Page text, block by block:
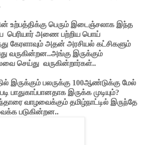
உற்பத்திக்கு பெரும் இடைஞ்சலாக இந்த
பெரியார் அணை பற்றிய பொய்
கேரளாவும் அதன் அரசியல் கட்சிகளும்
வருகின்றன..அங்கு இருக்கும்
செய்து வருகின்றார்கள்..
இருக்கும் பலருக்கு 100ஆண்டுக்கு மேல்
பாதுகாப்பானதாக இருக்க முடியும்?
வாழவைக்கும் தமிழ்நாட்டில் இருந்தே
படுகின்றன..